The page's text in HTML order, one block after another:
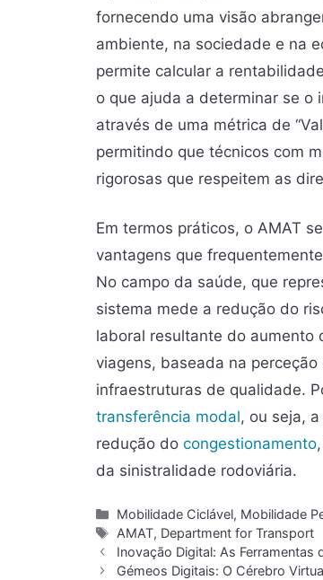
fornecendo uma visão
ambiente, na sociedade e na
permite calcular a
o que ajuda a determinar se o
através de uma métrica de
permitindo que técnicos com
rigorosas que respeitem as
Em termos práticos, o AMAT
vantagens que
No campo da saúde, que
sistema mede a redução do
laboral resultante do aumento
viagens, baseada na perceção
infraestruturas de qualidade.
transferência modal, ou seja,
redução do congestionamento
da sinistralidade rodoviária.
Mobilidade Ciclável, Mobilidade
AMAT, Department for Transport
Inovação Digital: As
Gémeos Digitais: O Cérebro